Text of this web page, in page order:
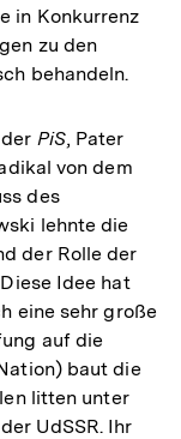
in Konkurrenz
zu den
behandeln.
PiS, Pater
von dem
des
lehnte die
der Rolle der
Idee hat
eine sehr große
auf die
baut die
litten unter
UdSSR. Ihr